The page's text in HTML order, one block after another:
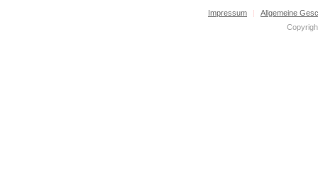
Impressum |
Allgemeine